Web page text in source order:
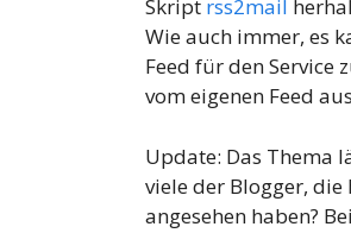
Skript rss2mail
Wie auch immer, es
Feed für den Service
vom eigenen Feed
Update: Das Thema
viele der Blogger, die
angesehen haben?